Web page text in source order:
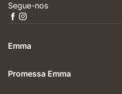
Segue-nos
Emma
Promessa Emma